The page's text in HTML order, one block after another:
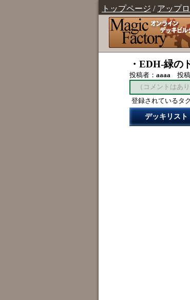
トップページ / アップ
・EDH-緑の
投稿者： aaaa 投稿
（コメントはあ
登録されているタ
デッキリスト